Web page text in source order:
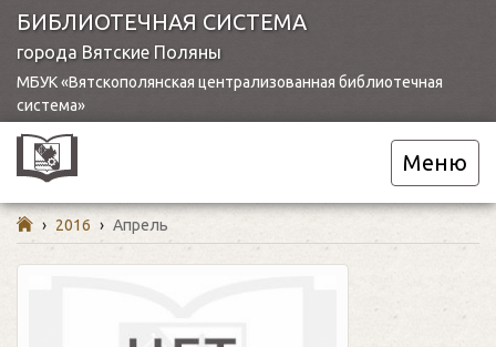
БИБЛИОТЕЧНАЯ СИСТЕМА
города Вятские Поляны
МБУК «Вятскополянская централизованная библиотечная
система»
Меню
› 2016 › Апрель